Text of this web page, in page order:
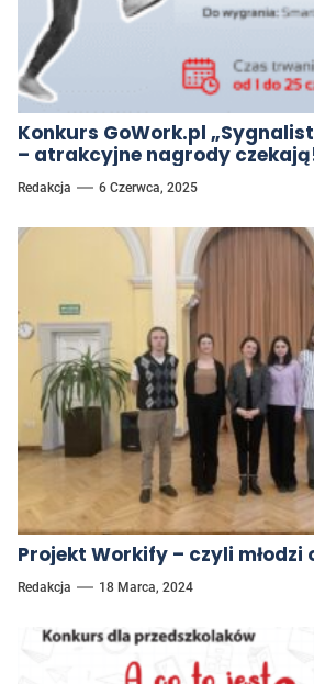
Konkurs GoWork.pl
– atrakcyjne nagrody
Redakcja 6 Czerwca, 2025
Projekt Workify – czyli
Redakcja 18 Marca, 2024